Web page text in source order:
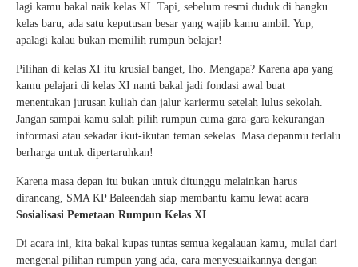
lagi kamu bakal naik kelas XI. Tapi, sebelum resmi duduk di bangku
kelas baru, ada satu keputusan besar yang wajib kamu ambil. Yup,
apalagi kalau bukan memilih rumpun belajar!
Pilihan di kelas XI itu krusial banget, lho. Mengapa? Karena apa yang
kamu pelajari di kelas XI nanti bakal jadi fondasi awal buat
menentukan jurusan kuliah dan jalur kariermu setelah lulus sekolah.
Jangan sampai kamu salah pilih rumpun cuma gara-gara kekurangan
informasi atau sekadar ikut-ikutan teman sekelas. Masa depanmu terlalu
berharga untuk dipertaruhkan!
Karena masa depan itu bukan untuk ditunggu melainkan harus
dirancang, SMA KP Baleendah siap membantu kamu lewat acara
Sosialisasi Pemetaan Rumpun Kelas XI.
Di acara ini, kita bakal kupas tuntas semua kegalauan kamu, mulai dari
mengenal pilihan rumpun yang ada, cara menyesuaikannya dengan